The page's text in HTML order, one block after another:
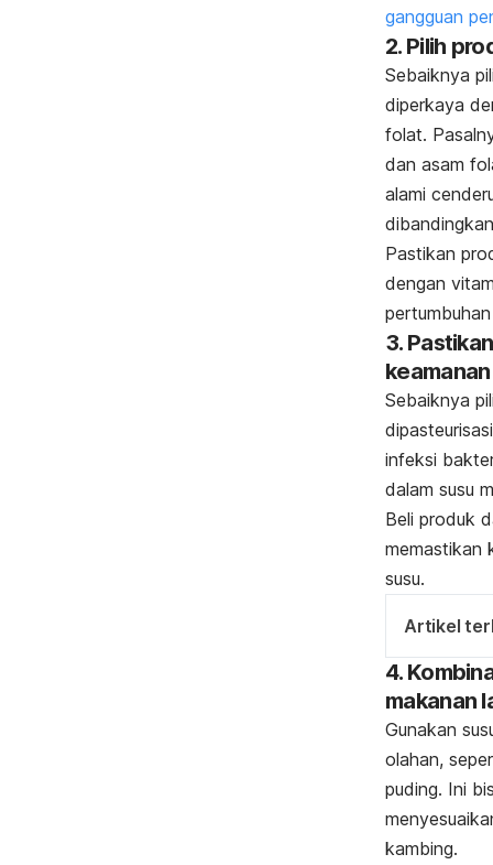
gangguan
2. Pilih
Sebaiknya
diperkaya
folat.
dan asam
alami
Pastikan
dengan
3.
keamanan
Sebaiknya
infeksi
dalam susu
Beli produk
memastikan
susu.
Artikel
4.
makanan
Gunakan
olahan,
puding. Ini
kambing.